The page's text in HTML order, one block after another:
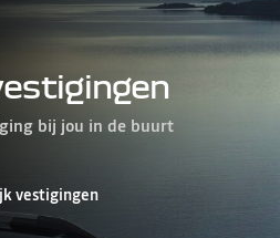
bij jou in de buurt
vestigingen